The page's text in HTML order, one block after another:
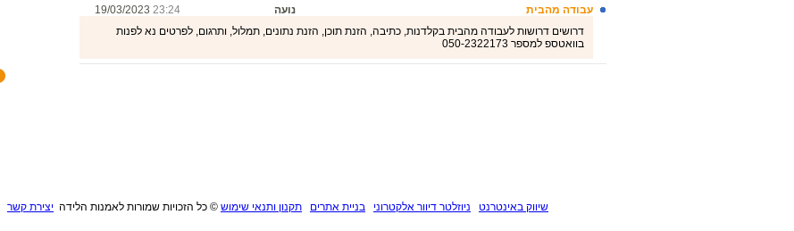
עבודה מהבית נועה 23:24
דרושים דרושות לעבודה מהבית בקלדנות, כתיבה, הזנת תוכן, הזנת נתונים, תמלול, ותרגום, לפרטים נא לפנות
בוואטספ למספר 050-2322173
שיווק באינטרנט ניוזלטר דיוור אלקטרוני בניית אתרים תקנון ותנאי שימוש © כל הזכויות שמורות לאמנות הלידה יצירת קשר